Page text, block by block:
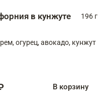
в кунжуте
196 г
огурец, авокадо, кунжут
В корзину